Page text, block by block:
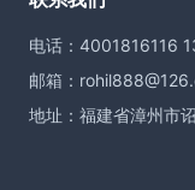
电话：4001816116
邮箱：
地址：福建省漳州市